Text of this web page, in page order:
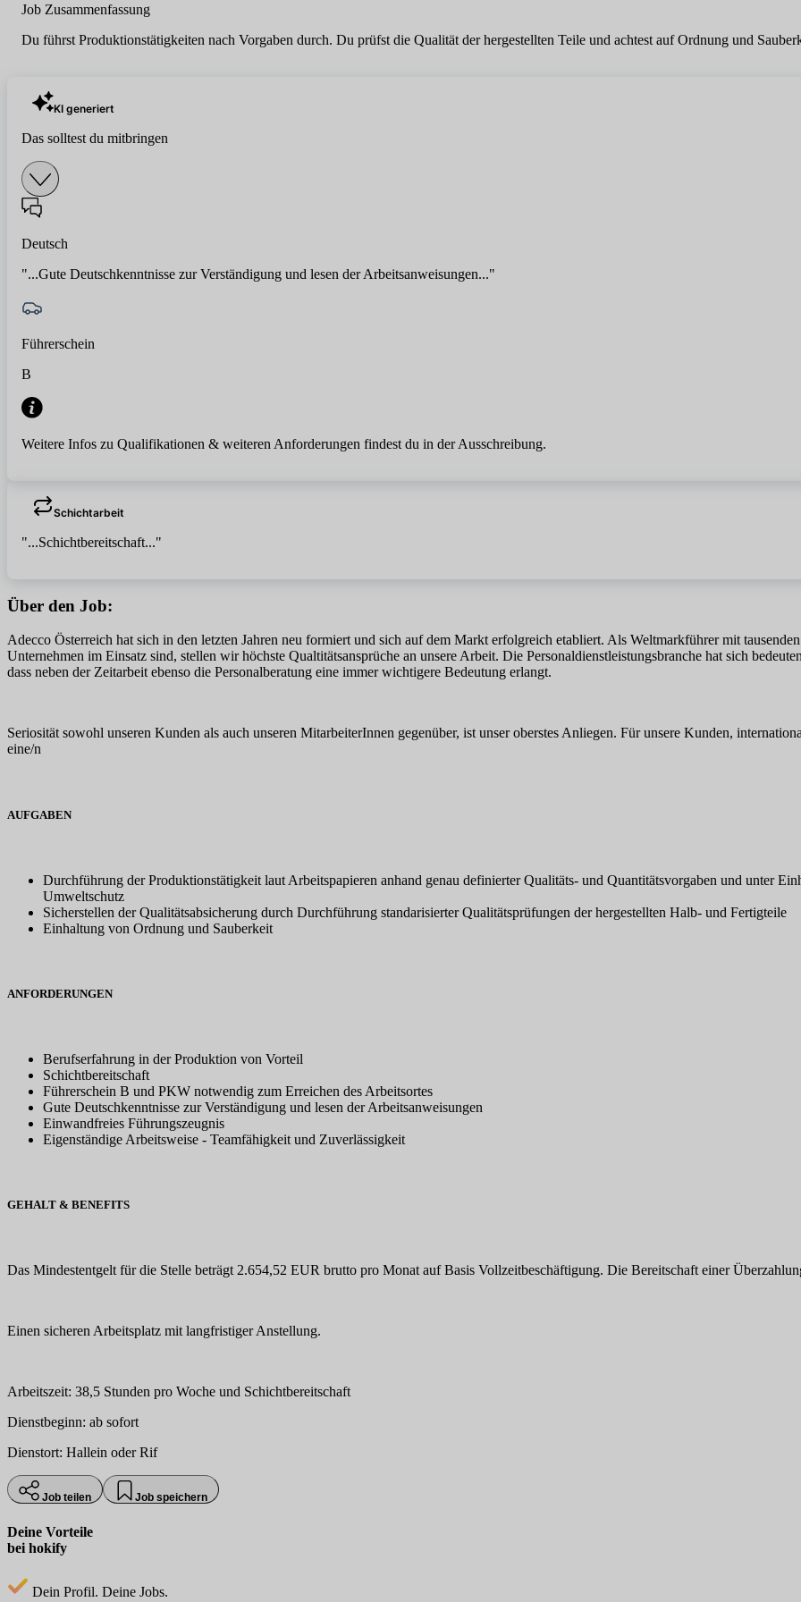
Job Zusammenfassung
Du führst Produktionstätigkeiten nach Vorgaben durch. Du prüfst die Qualität der hergestellten Teile und achtest auf Ordnung und
KI generiert
Das solltest du mitbringen
Deutsch
"...Gute Deutschkenntnisse zur Verständigung und lesen der Arbeitsanweisungen..."
Führerschein
B
Weitere Infos zu Qualifikationen & weiteren Anforderungen findest du in der Ausschreibung.
Schichtarbeit
"...Schichtbereitschaft..."
Über den Job:
Adecco Österreich hat sich in den letzten Jahren neu formiert und sich auf dem Markt erfolgreich etabliert. Als Weltmarkführer mit
Unternehmen im Einsatz sind, stellen wir höchste Qualtitätsansprüche an unsere Arbeit. Die Personaldienstleistungsbranche hat sich
dass neben der Zeitarbeit ebenso die Personalberatung eine immer wichtigere Bedeutung erlangt.
Seriosität sowohl unseren Kunden als auch unseren MitarbeiterInnen gegenüber, ist unser oberstes Anliegen. Für unsere Kunden,
eine/n
AUFGABEN
Durchführung der Produktionstätigkeit laut Arbeitspapieren anhand genau definierter Qualitäts- und Quantitätsvorgaben und unter
Umweltschutz
Sicherstellen der Qualitätsabsicherung durch Durchführung standarisierter Qualitätsprüfungen der hergestellten Halb- und Fertigteile
Einhaltung von Ordnung und Sauberkeit
ANFORDERUNGEN
Berufserfahrung in der Produktion von Vorteil
Schichtbereitschaft
Führerschein B und PKW notwendig zum Erreichen des Arbeitsortes
Gute Deutschkenntnisse zur Verständigung und lesen der Arbeitsanweisungen
Einwandfreies Führungszeugnis
Eigenständige Arbeitsweise - Teamfähigkeit und Zuverlässigkeit
GEHALT & BENEFITS
Das Mindestentgelt für die Stelle beträgt 2.654,52 EUR brutto pro Monat auf Basis Vollzeitbeschäftigung. Die Bereitschaft einer
Einen sicheren Arbeitsplatz mit langfristiger Anstellung.
Arbeitszeit: 38,5 Stunden pro Woche und Schichtbereitschaft
Dienstbeginn: ab sofort
Dienstort: Hallein oder Rif
Job teilen Job speichern
Deine Vorteile
bei hokify
Dein Profil. Deine Jobs.